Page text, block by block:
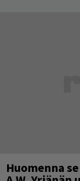
Huomenna